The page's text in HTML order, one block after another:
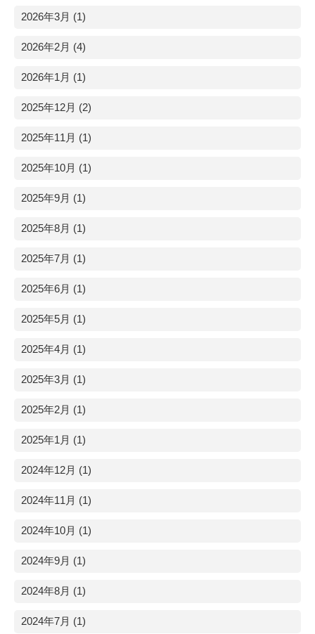
2026年3月 (1)
2026年2月 (4)
2026年1月 (1)
2025年12月 (2)
2025年11月 (1)
2025年10月 (1)
2025年9月 (1)
2025年8月 (1)
2025年7月 (1)
2025年6月 (1)
2025年5月 (1)
2025年4月 (1)
2025年3月 (1)
2025年2月 (1)
2025年1月 (1)
2024年12月 (1)
2024年11月 (1)
2024年10月 (1)
2024年9月 (1)
2024年8月 (1)
2024年7月 (1)